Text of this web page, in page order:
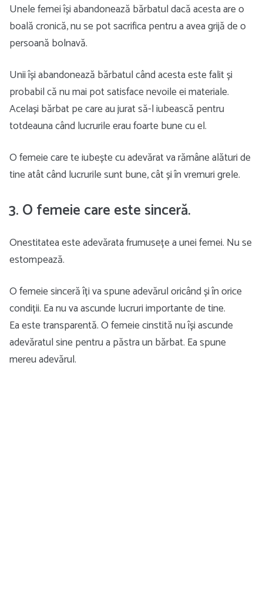
Unele femei își abandonează bărbatul dacă acesta are o
boală cronică, nu se pot sacrifica pentru a avea grijă de o
persoană bolnavă.
Unii își abandonează bărbatul când acesta este falit și
probabil că nu mai pot satisface nevoile ei materiale.
Același bărbat pe care au jurat să-l iubească pentru
totdeauna când lucrurile erau foarte bune cu el.
O femeie care te iubește cu adevărat va rămâne alături de
tine atât când lucrurile sunt bune, cât și în vremuri grele.
3. O femeie care este sinceră.
Onestitatea este adevărata frumusețe a unei femei. Nu se
estompează.
O femeie sinceră îți va spune adevărul oricând și în orice
condiții. Ea nu va ascunde lucruri importante de tine.
Ea este transparentă. O femeie cinstită nu își ascunde
adevăratul sine pentru a păstra un bărbat. Ea spune
mereu adevărul.